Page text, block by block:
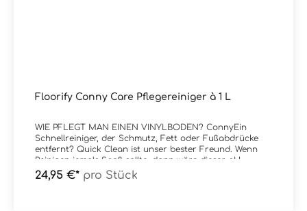
Floorify Conny Care Pflegereiniger à 1 L
WIE PFLEGT MAN EINEN VINYLBODEN? ConnyEin
Schnellreiniger, der Schmutz, Fett oder Fußabdrücke
entfernt? Quick Clean ist unser bester Freund. Wenn
Reinigen jemals Spaß sollte, dann wäre dieser pH-
neutrale Reiniger der Klassenclown.Conny
TurboHartnäckige Flecken auf Ihrem Boden? Dann
24,95 €* pro Stück